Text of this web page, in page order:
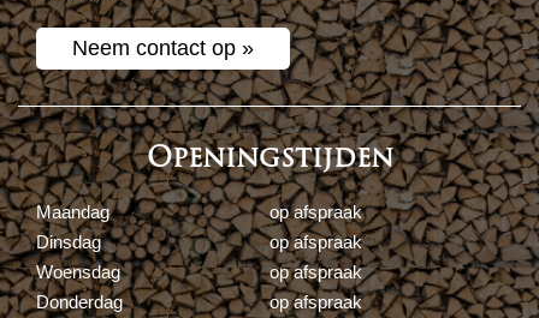
Neem contact op »
Openingstijden
Maandag
op afspraak
Dinsdag
op afspraak
Woensdag
op afspraak
Donderdag
op afspraak